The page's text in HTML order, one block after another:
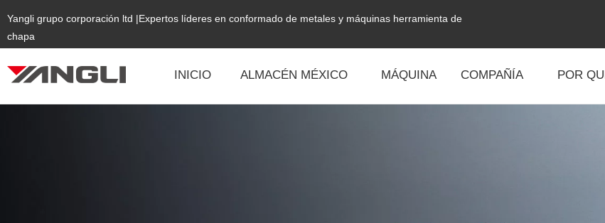
Yangli grupo corporación ltd |Expertos líderes en conformado de metales y máquinas herramienta de
chapa
INICIO ALMACÉN MÉXICO MÁQUINA COMPAÑÍA POR